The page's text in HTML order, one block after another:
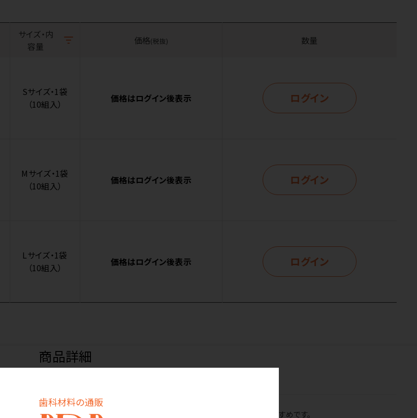
歯科材料の通販
サイズ・内
容量
価格(税抜) 数量
Sサイズ・1袋
（10組入）
価格はログイン後表示 ログイン
Mサイズ・1袋
（10組入）
価格はログイン後表示 ログイン
Lサイズ・1袋
（10組入）
価格はログイン後表示 ログイン
商品詳細
ジ）で細かく、薄さを追求しました。手の感覚をできるだけ損ないたくない方におすすめです。